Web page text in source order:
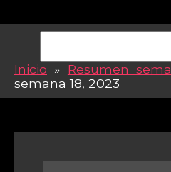
SEARCH
Inicio » Resumen
semana 18, 2023